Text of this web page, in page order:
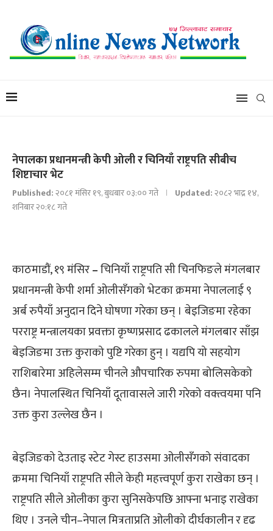
नेपालका प्रधानमन्त्री केपी ओली र चिनियाँ राष्ट्रपति सीबीच
शिष्टाचार भेट
Published:२०८१ मंसिर १९, बुधबार ०३:०० गते Updated:२०८२ भाद्र १४,
शनिबार २०:१८ गते
काठमाडौं, १९ मंसिर–चिनियाँ राष्ट्रपति सी चिनफिङले मंगलबार
प्रधानमन्त्री केपी शर्मा ओलीसँगको भेटका क्रममा नेपाललाई ९
अर्ब रुपैयाँ अनुदान दिने घोषणा गरेका छन् । बेइजिङमा रहेका
परराष्ट्र मन्त्रालयका प्रवक्ता कृष्णप्रसाद ढकालले मंगलबार साँझ
बेइजिङमा उक्त कुराको पुष्टि गरेका हुन् । यद्यपि यो सहयोग
राशिबारेमा अहिलेसम्म चीनले औपचारिक रुपमा बोलिसकेको
छैन। नेपालस्थित चिनियाँ दूतावासले जारी गरेको वक्त्वयमा पनि
उक्त कुरा उल्लेख छैन ।
बेइजिङको देउताइ स्टेट गेस्ट हाउसमा ओलीसँगको संवादका
क्रममा चिनियाँ राष्ट्रपति सीले केही महत्त्वपूर्ण कुरा राखेका छन् ।
राष्ट्रपति सीले ओलीका कुरा सुनिसकेपछि आफ्ना भनाइ राखेका
थिए । उनले चीन–नेपाल मित्रताप्रति ओलीको दीर्घकालीन र दृढ